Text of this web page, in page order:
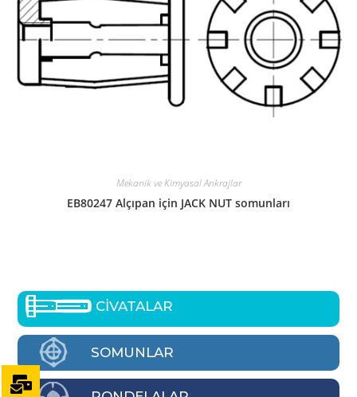
Mekanik ve Kimyasal Ankrajlar
EB80247 Alçıpan için JACK NUT somunları
CİVATALAR
SOMUNLAR